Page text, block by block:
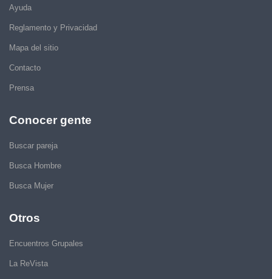
Ayuda
Reglamento y Privacidad
Mapa del sitio
Contacto
Prensa
Conocer gente
Buscar pareja
Busca Hombre
Busca Mujer
Otros
Encuentros Grupales
La ReVista